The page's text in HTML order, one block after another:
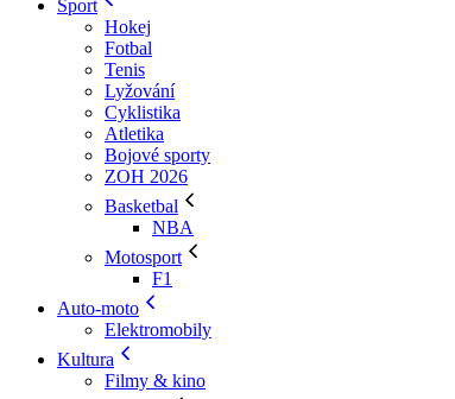
Sport
Hokej
Fotbal
Tenis
Lyžování
Cyklistika
Atletika
Bojové sporty
ZOH 2026
Basketbal
NBA
Motosport
F1
Auto-moto
Elektromobily
Kultura
Filmy & kino